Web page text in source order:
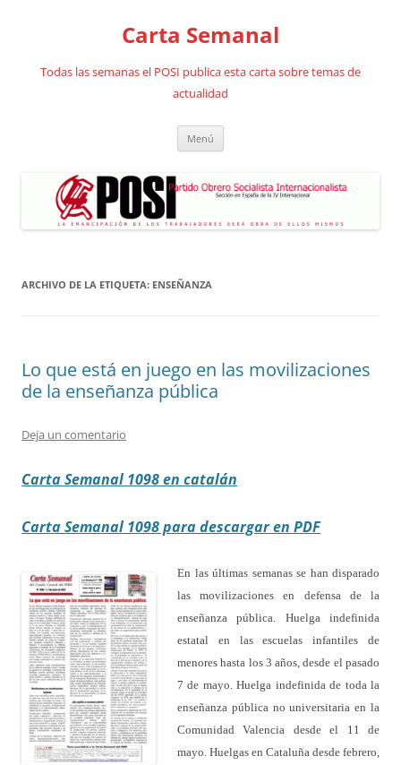
Carta Semanal
Todas las semanas el POSI publica esta carta sobre temas de
actualidad
Menú
ARCHIVO DE LA ETIQUETA: ENSEÑANZA
Lo que está en juego en las movilizaciones
de la enseñanza pública
Deja un comentario
Carta Semanal 1098 en catalán
Carta Semanal 1098 para descargar en PDF
En las últimas semanas se han disparado
las movilizaciones en defensa de la
enseñanza pública. Huelga indefinida
estatal en las escuelas infantiles de
menores hasta los 3 años, desde el pasado
7 de mayo. Huelga indefinida de toda la
enseñanza pública no universitaria en la
Comunidad Valencia desde el 11 de
mayo. Huelgas en Cataluña desde febrero,